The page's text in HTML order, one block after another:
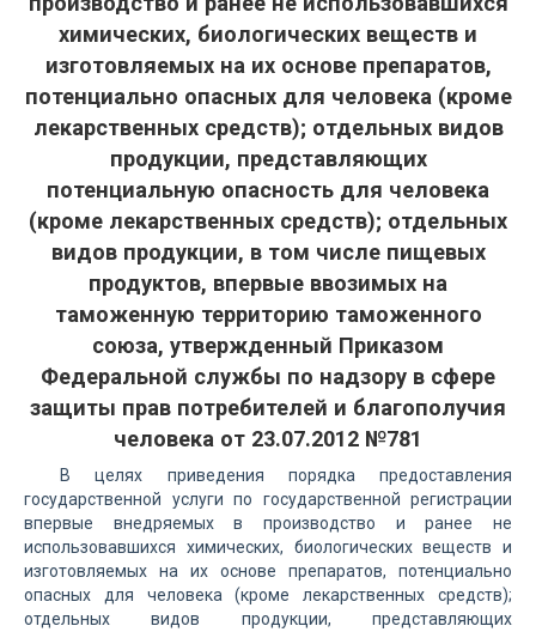
химических, биологических веществ и
изготовляемых на их основе препаратов,
потенциально опасных для человека (кроме
лекарственных средств); отдельных видов
продукции, представляющих
потенциальную опасность для человека
(кроме лекарственных средств); отдельных
видов продукции, в том числе пищевых
продуктов, впервые ввозимых на
таможенную территорию таможенного
союза, утвержденный Приказом
Федеральной службы по надзору в сфере
защиты прав потребителей и благополучия
человека от 23.07.2012 №781
В целях приведения порядка предоставления
государственной услуги по государственной регистрации
впервые внедряемых в производство и ранее не
использовавшихся химических, биологических веществ и
изготовляемых на их основе препаратов, потенциально
опасных для человека (кроме лекарственных средств);
отдельных видов продукции, представляющих